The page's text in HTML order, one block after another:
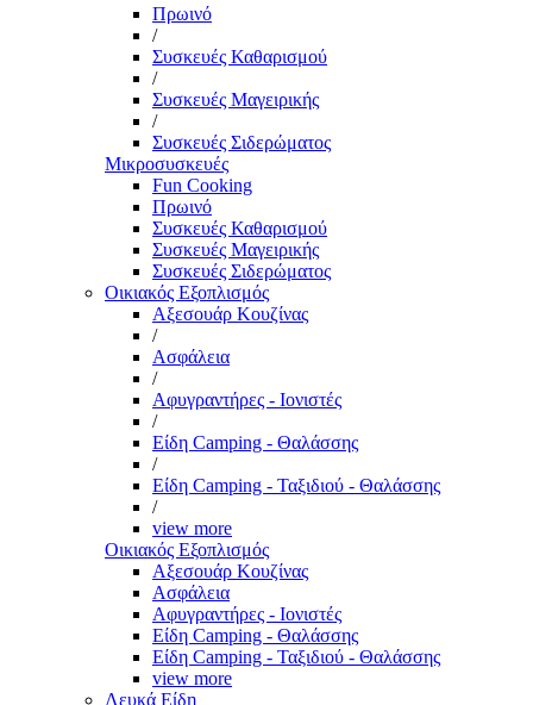
Πρωινό
/
Συσκευές Καθαρισμού
/
Συσκευές Μαγειρικής
/
Συσκευές Σιδερώματος
Μικροσυσκευές
Fun Cooking
Πρωινό
Συσκευές Καθαρισμού
Συσκευές Μαγειρικής
Συσκευές Σιδερώματος
Οικιακός Εξοπλισμός
Αξεσουάρ Κουζίνας
/
Ασφάλεια
/
Αφυγραντήρες - Ιονιστές
/
Είδη Camping - Θαλάσσης
/
Είδη Camping - Ταξιδιού - Θαλάσσης
/
view more
Οικιακός Εξοπλισμός
Αξεσουάρ Κουζίνας
Ασφάλεια
Αφυγραντήρες - Ιονιστές
Είδη Camping - Θαλάσσης
Είδη Camping - Ταξιδιού - Θαλάσσης
view more
Λευκά Είδη